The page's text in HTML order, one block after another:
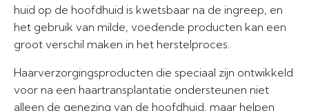
huid op de hoofdhuid is kwetsbaar na de ingreep, en
het gebruik van milde, voedende producten kan een
groot verschil maken in het herstelproces.
Haarverzorgingsproducten die speciaal zijn ontwikkeld
voor na een haartransplantatie ondersteunen niet
alleen de genezing van de hoofdhuid, maar helpen